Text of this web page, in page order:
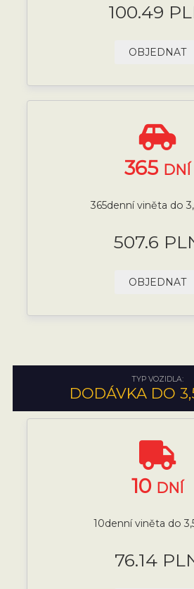
100.49
OBJEDNAT
365 DNÍ
365denní viněta do
507.6
OBJEDNAT
TYP VOZIDLA:
DODÁVKA DO
10 DNÍ
10denní viněta do
76.14